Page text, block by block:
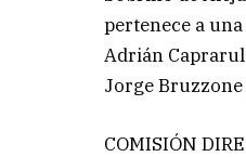
pertenece a
Adrián
Jorge
COMISIÓN